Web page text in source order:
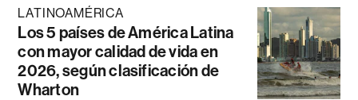
LATINOAMÉRICA
Los 5 países de América Latina
con mayor calidad de vida en
2026, según clasificación de
Wharton